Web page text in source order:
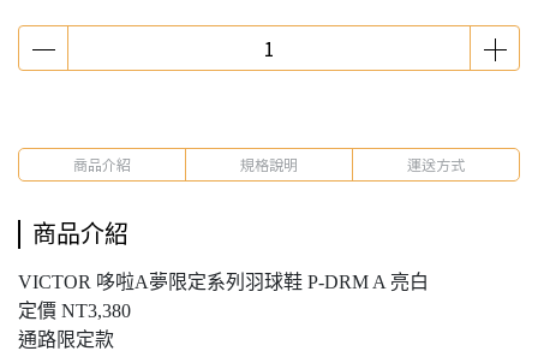
商品介紹 規格說明 運送方式
商品介紹
VICTOR 哆啦A夢限定系列羽球鞋 P-DRM A 亮白
定價 NT3,380
通路限定款